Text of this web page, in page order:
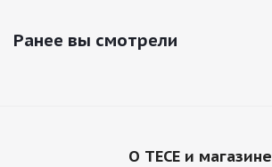
Ранее вы смотрели
О TECE и магазине